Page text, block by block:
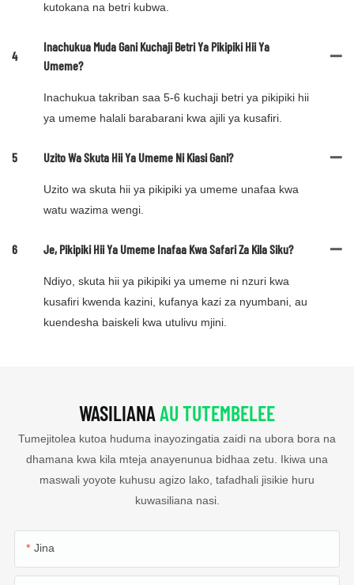
kutokana na betri kubwa.
4
Inachukua Muda Gani Kuchaji Betri Ya Pikipiki Hii Ya
Umeme?
Inachukua takriban saa 5-6 kuchaji betri ya pikipiki hii
ya umeme halali barabarani kwa ajili ya kusafiri.
5 Uzito Wa Skuta Hii Ya Umeme Ni Kiasi Gani?
Uzito wa skuta hii ya pikipiki ya umeme unafaa kwa
watu wazima wengi.
6 Je, Pikipiki Hii Ya Umeme Inafaa Kwa Safari Za Kila Siku?
Ndiyo, skuta hii ya pikipiki ya umeme ni nzuri kwa
kusafiri kwenda kazini, kufanya kazi za nyumbani, au
kuendesha baiskeli kwa utulivu mjini.
WASILIANAAU TUTEMBELEE
Tumejitolea kutoa huduma inayozingatia zaidi na ubora bora na
dhamana kwa kila mteja anayenunua bidhaa zetu. Ikiwa una
maswali yoyote kuhusu agizo lako, tafadhali jisikie huru
kuwasiliana nasi.
Jina